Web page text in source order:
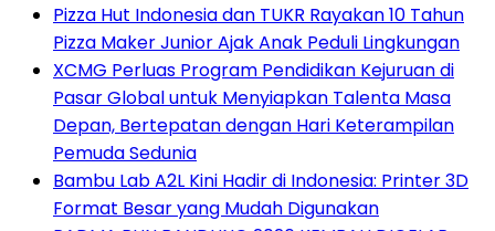
Pizza Hut Indonesia dan TUKR Rayakan 10 Tahun
Pizza Maker Junior Ajak Anak Peduli Lingkungan
XCMG Perluas Program Pendidikan Kejuruan di
Pasar Global untuk Menyiapkan Talenta Masa
Depan, Bertepatan dengan Hari Keterampilan
Pemuda Sedunia
Bambu Lab A2L Kini Hadir di Indonesia: Printer 3D
Format Besar yang Mudah Digunakan